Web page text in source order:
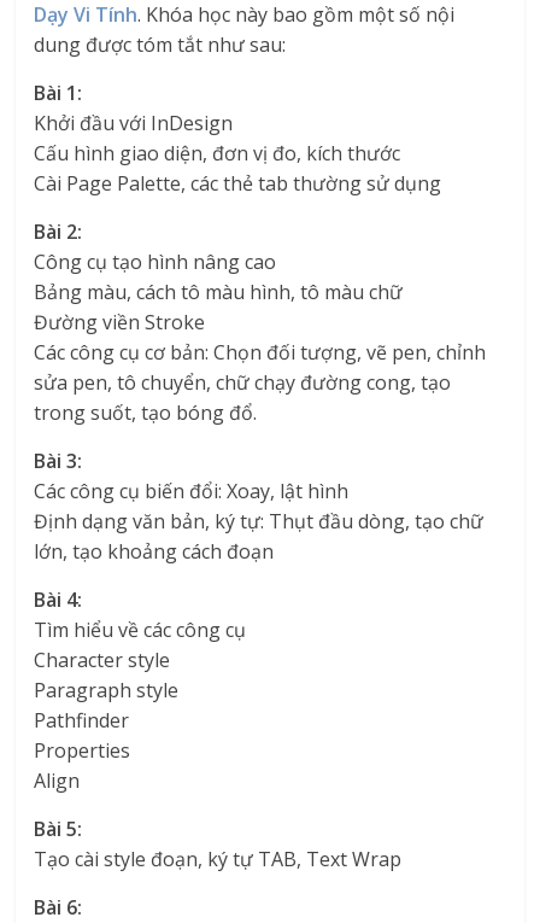
Dạy Vi Tính. Khóa học này bao gồm một số nội
dung được tóm tắt như sau:
Bài 1:
Khởi đầu với InDesign
Cấu hình giao diện, đơn vị đo, kích thước
Cài Page Palette, các thẻ tab thường sử dụng
Bài 2:
Công cụ tạo hình nâng cao
Bảng màu, cách tô màu hình, tô màu chữ
Đường viền Stroke
Các công cụ cơ bản: Chọn đối tượng, vẽ pen, chỉnh
sửa pen, tô chuyển, chữ chạy đường cong, tạo
trong suốt, tạo bóng đổ.
Bài 3:
Các công cụ biến đổi: Xoay, lật hình
Định dạng văn bản, ký tự: Thụt đầu dòng, tạo chữ
lớn, tạo khoảng cách đoạn
Bài 4:
Tìm hiểu về các công cụ
Character style
Paragraph style
Pathfinder
Properties
Align
Bài 5:
Tạo cài style đoạn, ký tự TAB, Text Wrap
Bài 6: